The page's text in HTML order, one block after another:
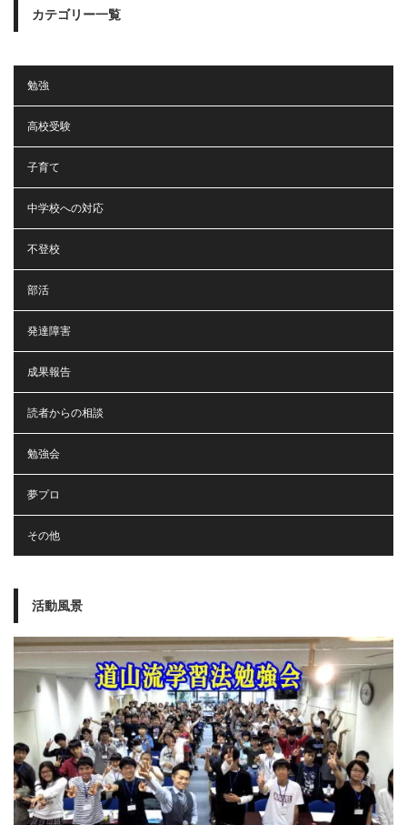
カテゴリー一覧
勉強
高校受験
子育て
中学校への対応
不登校
部活
発達障害
成果報告
読者からの相談
勉強会
夢プロ
その他
活動風景